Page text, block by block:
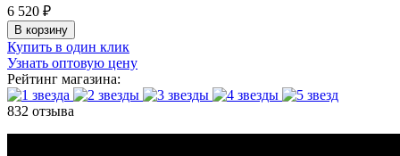
6 520 ₽
В корзину
Купить в один клик
Узнать оптовую цену
Рейтинг магазина:
832 отзыва